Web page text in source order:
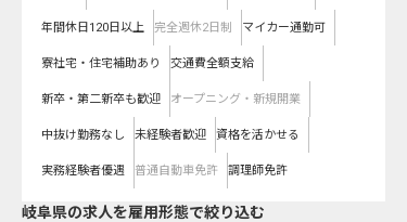
年間休日120日以上 完全週休2日制 マイカー通勤可
寮社宅・住宅補助あり 交通費全額支給
新卒・第二新卒も歓迎 オープニング・新規開業
中抜け勤務なし 未経験者歓迎 資格を活かせる
実務経験者優遇 普通自動車免許 調理師免許
岐阜県の求人を雇用形態で絞り込む